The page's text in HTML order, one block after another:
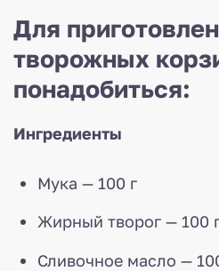
Для
творожных
понадобиться:
Ингредиенты
Мука — 100 г
Жирный творог — 100
Сливочное масло —